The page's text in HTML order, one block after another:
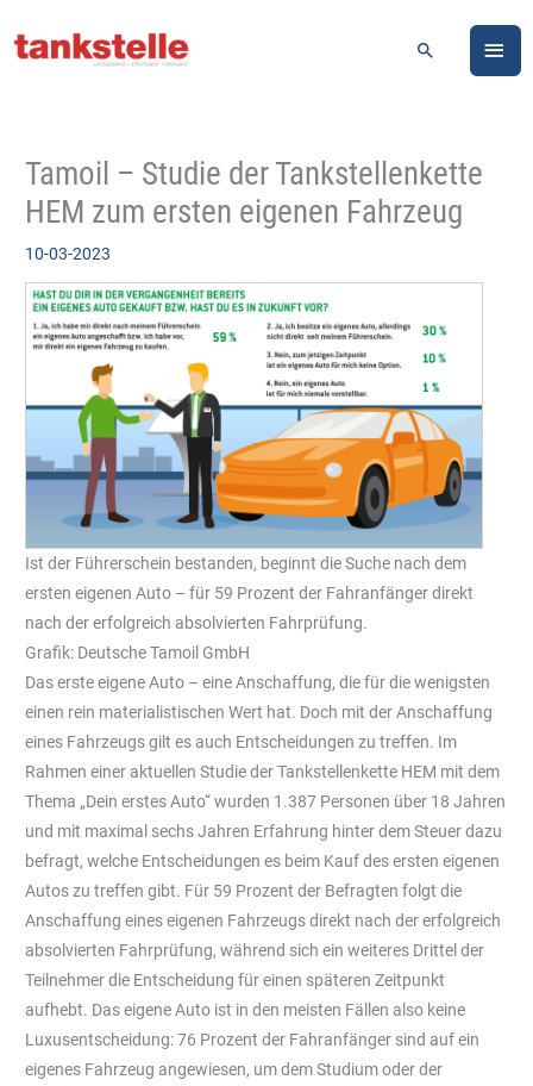
Inhalt
Suchen
Tamoil – Studie der Tankstellenkette
HEM zum ersten eigenen Fahrzeug
10-03-2023
Ist der Führerschein bestanden, beginnt die Suche nach dem
ersten eigenen Auto – für 59 Prozent der Fahranfänger direkt
nach der erfolgreich absolvierten Fahrprüfung.
Grafik: Deutsche Tamoil GmbH
Das erste eigene Auto – eine Anschaffung, die für die wenigsten
einen rein materialistischen Wert hat. Doch mit der Anschaffung
eines Fahrzeugs gilt es auch Entscheidungen zu treffen. Im
Rahmen einer aktuellen Studie der Tankstellenkette HEM mit dem
Thema „Dein erstes Auto“ wurden 1.387 Personen über 18 Jahren
und mit maximal sechs Jahren Erfahrung hinter dem Steuer dazu
befragt, welche Entscheidungen es beim Kauf des ersten eigenen
Autos zu treffen gibt. Für 59 Prozent der Befragten folgt die
Anschaffung eines eigenen Fahrzeugs direkt nach der erfolgreich
absolvierten Fahrprüfung, während sich ein weiteres Drittel der
Teilnehmer die Entscheidung für einen späteren Zeitpunkt
aufhebt. Das eigene Auto ist in den meisten Fällen also keine
Luxusentscheidung: 76 Prozent der Fahranfänger sind auf ein
eigenes Fahrzeug angewiesen, um dem Studium oder der